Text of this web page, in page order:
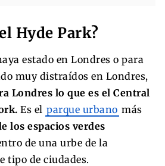
Hyde Park?
estado en Londres o para
muy distraídos en Londres,
Londres lo que es el Central
Es el parque urbano más
los espacios verdes
de una urbe de la
tipo de ciudades.